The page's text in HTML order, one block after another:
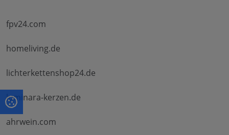
fpv24.com
homeliving.de
lichterkettenshop24.de
luminara-kerzen.de
ahrwein.com